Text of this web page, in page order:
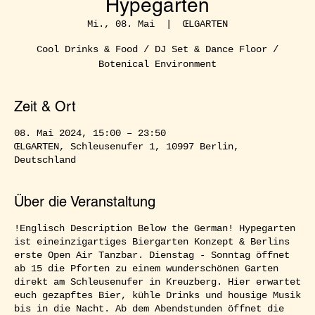
Hypegarten
Mi., 08. Mai
  |
ŒLGARTEN
Cool Drinks & Food / DJ Set & Dance Floor /
Botenical Environment
Zeit & Ort
08. Mai 2024, 15:00 – 23:50
ŒLGARTEN, Schleusenufer 1, 10997 Berlin,
Deutschland
Über die Veranstaltung
!Englisch Description Below the German! Hypegarten
ist eineinzigartiges Biergarten Konzept & Berlins
erste Open Air Tanzbar. Dienstag - Sonntag öffnet
ab 15 die Pforten zu einem wunderschönen Garten
direkt am Schleusenufer in Kreuzberg. Hier erwartet
euch gezapftes Bier, kühle Drinks und housige Musik
bis in die Nacht. Ab dem Abendstunden öffnet die